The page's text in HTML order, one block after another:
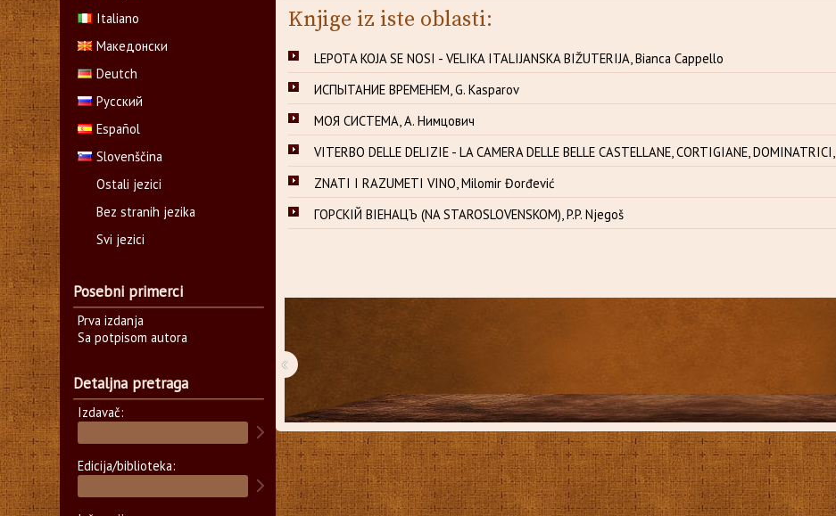
Knjige iz iste oblasti:
LEPOTA KOJA SE NOSI - VELIKA ITALIJANSKA BIŽUTERIJA, Bianca Cappello
ИСПЫТАНИЕ ВРЕМЕНЕМ, G. Kasparov
МОЯ СИСТЕМА, А. Нимцович
VITERBO DELLE DELIZIE - LA CAMERA DELLE BELLE CASTELLANE, CORTIGIANE, DOMINATRICI,
ZNATI I RAZUMETI VINO, Milomir Đorđević
ГОРСКIЙ ВIЕНАЦЪ (NA STAROSLOVENSKOM), P.P. Njegoš
‹
Italiano
Македонски
Deutch
Русский
Español
Slovenščina
Ostali jezici
Bez stranih jezika
Svi jezici
Posebni primerci
Prva izdanja
Sa potpisom autora
Detaljna pretraga
Izdavač:
Edicija/biblioteka: